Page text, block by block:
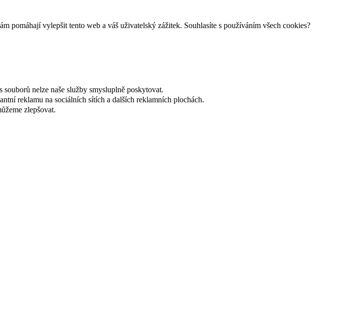
pomáhají vylepšit tento web a váš uživatelský zážitek. Souhlasíte s používáním všech cookies?
nelze naše služby smysluplně poskytovat.
reklamu na sociálních sítích a dalších reklamních plochách.
zlepšovat.